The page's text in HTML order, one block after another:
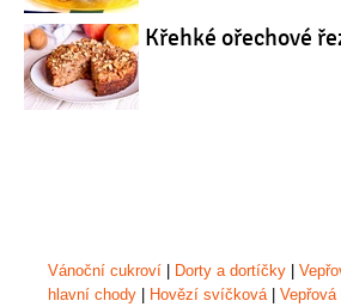
Křehké ořechové
Vánoční cukroví | Dorty a dortíčky |
hlavní chody | Hovězí svíčková |